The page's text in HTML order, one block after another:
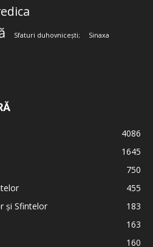
Sfaturi duhovnicești; Sinaxa
4086
1645
750
455
și Sfintelor
183
163
160